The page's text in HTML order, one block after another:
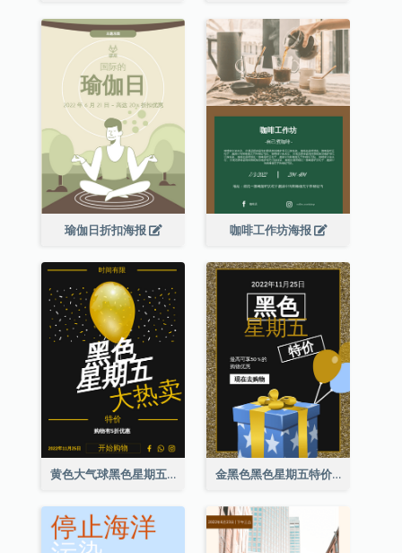
瑜伽日折扣海报 咖啡工作坊海报
黄色大气球黑色星期五特价海报 金黑色黑色星期五特价海报